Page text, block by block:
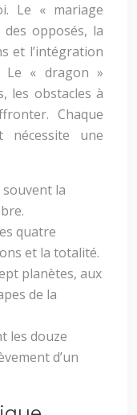
Le « mariage
des opposés, la
et l’intégration
Le « dragon »
les obstacles à
Chaque
une
la
quatre
et la totalité.
planètes, aux
de la
les douze
d’un